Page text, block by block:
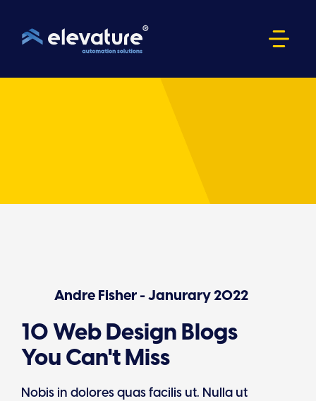
Andre Fisher - Janurary 2022
10 Web Design Blogs
You Can't Miss
Nobis in dolores quas facilis ut. Nulla ut